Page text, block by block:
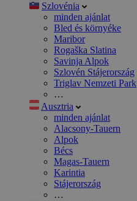
Szlovénia
minden ajánlat
Bled és környéke
Maribor
Rogaška Slatina
Savinja Alpok
Szlovén Stájerország
Triglav Nemzeti Park
…
Ausztria
minden ajánlat
Alacsony-Tauern
Alpok
Bécs
Magas-Tauern
Karintia
Stájerország
…